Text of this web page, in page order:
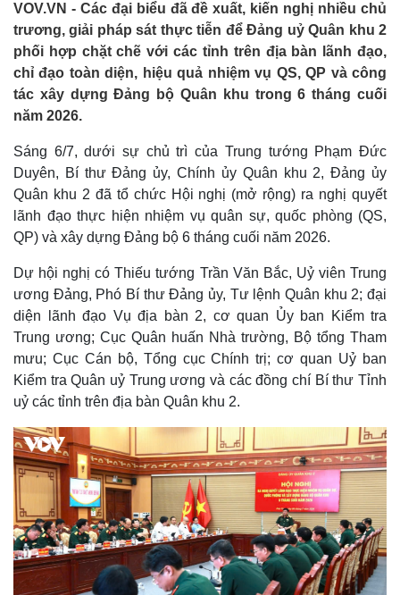
VOV.VN - Các đại biểu đã đề xuất, kiến nghị nhiều chủ
trương, giải pháp sát thực tiễn để Đảng uỷ Quân khu 2
phối hợp chặt chẽ với các tỉnh trên địa bàn lãnh đạo,
chỉ đạo toàn diện, hiệu quả nhiệm vụ QS, QP và công
tác xây dựng Đảng bộ Quân khu trong 6 tháng cuối
năm 2026.
Sáng 6/7, dưới sự chủ trì của Trung tướng Phạm Đức
Duyên, Bí thư Đảng ủy, Chính ủy Quân khu 2, Đảng ủy
Quân khu 2 đã tổ chức Hội nghị (mở rộng) ra nghị quyết
lãnh đạo thực hiện nhiệm vụ quân sự, quốc phòng (QS,
QP) và xây dựng Đảng bộ 6 tháng cuối năm 2026.
Dự hội nghị có Thiếu tướng Trần Văn Bắc, Uỷ viên Trung
ương Đảng, Phó Bí thư Đảng ủy, Tư lệnh Quân khu 2; đại
diện lãnh đạo Vụ địa bàn 2, cơ quan Ủy ban Kiểm tra
Trung ương; Cục Quân huấn Nhà trường, Bộ tổng Tham
mưu; Cục Cán bộ, Tổng cục Chính trị; cơ quan Uỷ ban
Kiểm tra Quân uỷ Trung ương và các đồng chí Bí thư Tỉnh
uỷ các tỉnh trên địa bàn Quân khu 2.